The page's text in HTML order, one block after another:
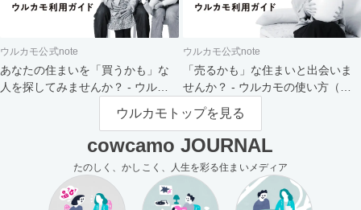
ウルカモ公式note
あなたの住まいを「買うかも」な
人を探してみませんか？ - ウルカ
ウルカモ公式note
「売るかも」な住まいと出会いま
せんか？ - ウルカモの使い方（買
主さま向け）
ウルカモトップを見る
cowcamo JOURNAL
たのしく、かしこく、人生を彩る住まいメディア